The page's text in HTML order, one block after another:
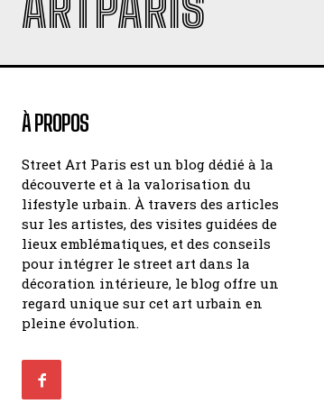
À PROPOS
Street Art Paris est un blog dédié à la
découverte et à la valorisation du
lifestyle urbain. À travers des articles
sur les artistes, des visites guidées de
lieux emblématiques, et des conseils
pour intégrer le street art dans la
décoration intérieure, le blog offre un
regard unique sur cet art urbain en
pleine évolution.